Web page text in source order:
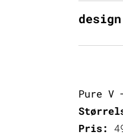
design
Pure V
Pris: